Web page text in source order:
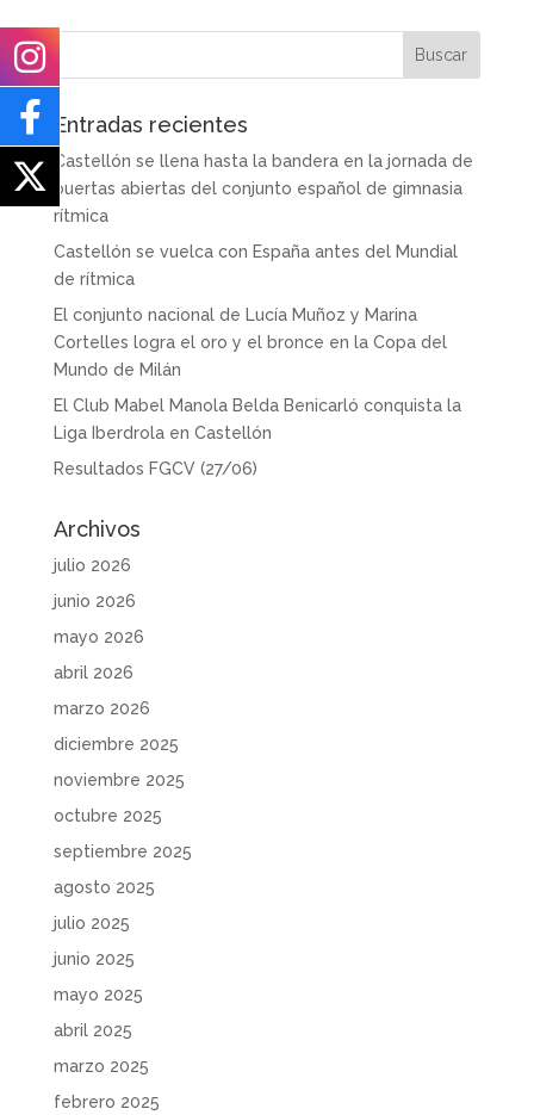
Entradas recientes
Castellón se llena hasta la bandera en la jornada de
puertas abiertas del conjunto español de gimnasia
rítmica
Castellón se vuelca con España antes del Mundial
de rítmica
El conjunto nacional de Lucía Muñoz y Marina
Cortelles logra el oro y el bronce en la Copa del
Mundo de Milán
El Club Mabel Manola Belda Benicarló conquista la
Liga Iberdrola en Castellón
Resultados FGCV (27/06)
Archivos
julio 2026
junio 2026
mayo 2026
abril 2026
marzo 2026
diciembre 2025
noviembre 2025
octubre 2025
septiembre 2025
agosto 2025
julio 2025
junio 2025
mayo 2025
abril 2025
marzo 2025
febrero 2025